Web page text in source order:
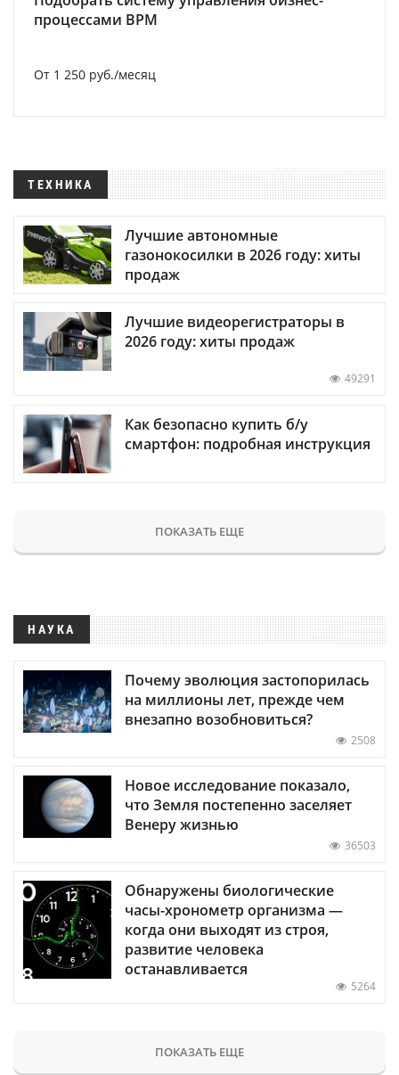
процессами BPM
От 1 250 руб./месяц
ТЕХНИКА
Лучшие автономные
газонокосилки в 2026 году: хиты
продаж
Лучшие видеорегистраторы в
2026 году: хиты продаж
49291
Как безопасно купить б/у
смартфон: подробная инструкция
ПОКАЗАТЬ ЕЩЕ
НАУКА
Почему эволюция застопорилась
на миллионы лет, прежде чем
внезапно возобновиться?
2508
Новое исследование показало,
что Земля постепенно заселяет
Венеру жизнью
36503
Обнаружены биологические
часы-хронометр организма —
когда они выходят из строя,
развитие человека
останавливается
5264
ПОКАЗАТЬ ЕЩЕ